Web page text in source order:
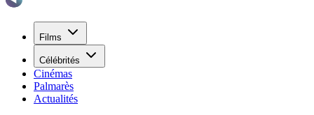
Films
Célébrités
Cinémas
Palmarès
Actualités